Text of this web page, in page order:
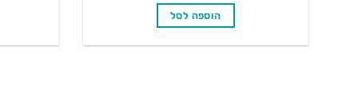
הוספה לסל